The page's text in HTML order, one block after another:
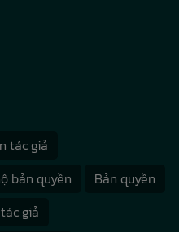
tác giả
bản quyền
Bản quyền
giả